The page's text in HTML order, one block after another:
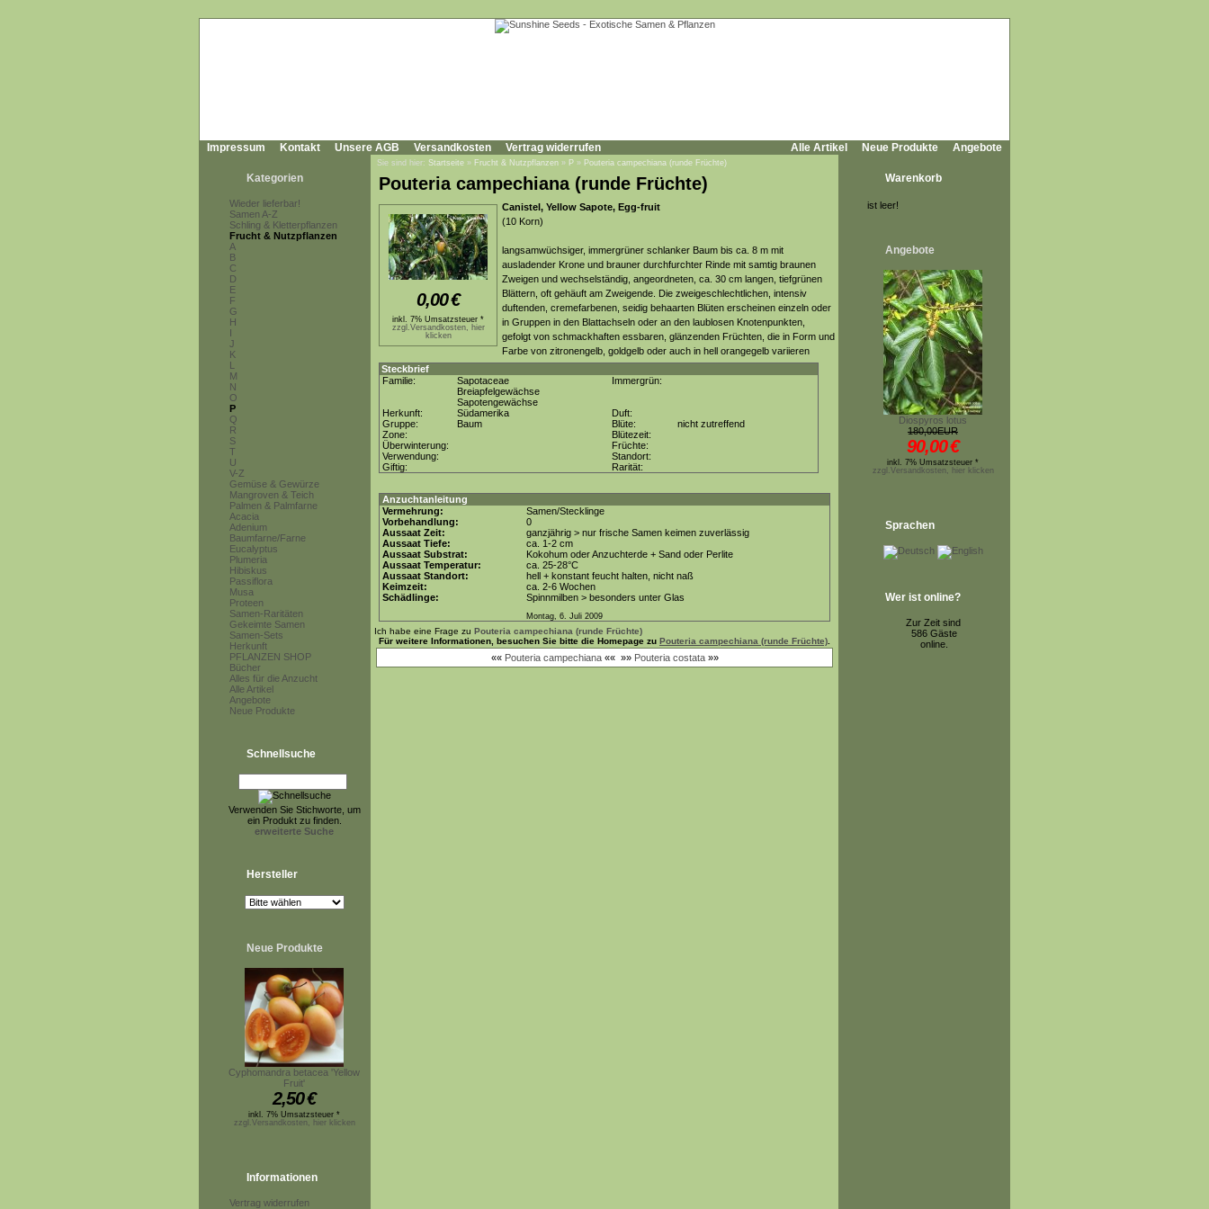
Impressum Kontakt Unsere AGB Versandkosten Vertrag widerrufen Alle Artikel Neue Produkte Angebote
Kategorien
Wieder lieferbar!
Samen A-Z
Schling & Kletterpflanzen
Frucht & Nutzpflanzen
A
B
C
D
E
F
G
H
I
J
K
L
M
N
O
P
Q
R
S
T
U
V-Z
Gemüse & Gewürze
Mangroven & Teich
Palmen & Palmfarne
Acacia
Adenium
Baumfarne/Farne
Eucalyptus
Plumeria
Hibiskus
Passiflora
Musa
Proteen
Samen-Raritäten
Gekeimte Samen
Samen-Sets
Herkunft
PFLANZEN SHOP
Bücher
Alles für die Anzucht
Alle Artikel
Angebote
Neue Produkte
Schnellsuche
Verwenden Sie Stichworte, um
ein Produkt zu finden.
erweiterte Suche
Hersteller
Neue Produkte
Cyphomandra betacea 'Yellow
Fruit'
2,50€
inkl. 7% Umsatzsteuer *
zzgl.Versandkosten, hier klicken
Informationen
Vertrag widerrufen
Sie sind hier: Startseite » Frucht & Nutzpflanzen » P » Pouteria campechiana (runde Früchte)
Pouteria campechiana (runde Früchte)
0,00€
inkl. 7% Umsatzsteuer *
zzgl.Versandkosten, hier
klicken
Canistel, Yellow Sapote, Egg-fruit
(10 Korn)
langsamwüchsiger, immergrüner schlanker Baum bis ca. 8 m mit
ausladender Krone und brauner durchfurchter Rinde mit samtig braunen
Zweigen und wechselständig, angeordneten, ca. 30 cm langen, tiefgrünen
Blättern, oft gehäuft am Zweigende. Die zweigeschlechtlichen, intensiv
duftenden, cremefarbenen, seidig behaarten Blüten erscheinen einzeln oder
in Gruppen in den Blattachseln oder an den laublosen Knotenpunkten,
gefolgt von schmackhaften essbaren, glänzenden Früchten, die in Form und
Farbe von zitronengelb, goldgelb oder auch in hell orangegelb variieren
Steckbrief
Familie:
Sapotaceae
Breiapfelgewächse
Sapotengewächse
Immergrün:
Herkunft: Südamerika
Duft:
Gruppe:
Baum Blüte:
nicht zutreffend
Zone:
Blütezeit:
Überwinterung:
Früchte:
Verwendung:
Standort:
Giftig:
Rarität:
Anzuchtanleitung
Vermehrung:
Samen/Stecklinge
Vorbehandlung:
0
Aussaat Zeit:
ganzjährig > nur frische Samen keimen zuverlässig
Aussaat Tiefe:
ca. 1-2 cm
Aussaat Substrat:
Kokohum oder Anzuchterde + Sand oder Perlite
Aussaat Temperatur:
ca. 25-28°C
Aussaat Standort:
hell + konstant feucht halten, nicht naß
Keimzeit:
ca. 2-6 Wochen
Schädlinge:
Spinnmilben > besonders unter Glas
Montag, 6. Juli 2009
Ich habe eine Frage zu Pouteria campechiana (runde Früchte)
Für weitere Informationen, besuchen Sie bitte die Homepage zu Pouteria campechiana (runde Früchte)
«« Pouteria campechiana«« »» Pouteria costata»»
Warenkorb
ist leer!
Angebote
Diospyros lotus
180,00EUR
90,00€
inkl. 7% Umsatzsteuer *
zzgl.Versandkosten, hier klicken
Sprachen
Wer ist online?
Zur Zeit sind
586 Gäste
online.